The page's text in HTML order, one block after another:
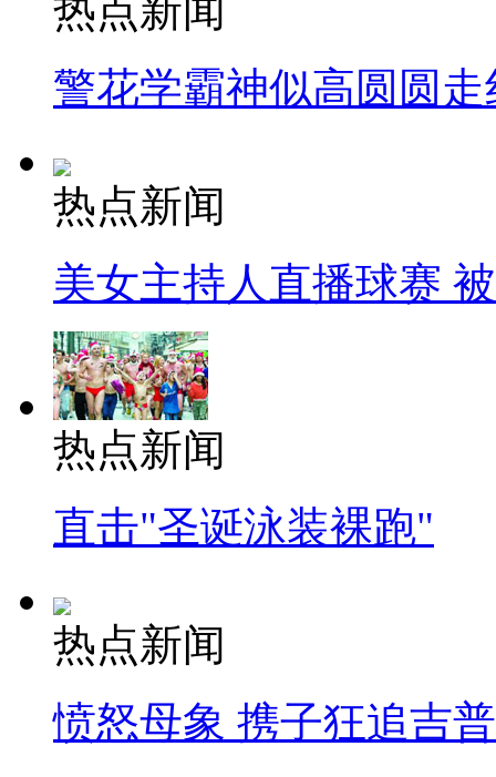
热点新闻
警花学霸神似高圆圆走
热点新闻
美女主持人直播球赛
热点新闻
直击"圣诞泳装裸跑"
热点新闻
愤怒母象 携子狂追吉